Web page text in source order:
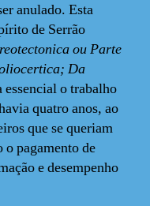
anulado. Esta
de Serrão
ou Parte
Da
essencial o trabalho
quatro anos, ao
que se queriam
o pagamento de
e desempenho